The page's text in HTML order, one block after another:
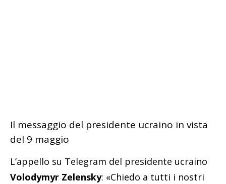
Il messaggio del presidente ucraino in vista
del 9 maggio
L’appello su Telegram del presidente ucraino
Volodymyr Zelensky: «Chiedo a tutti i nostri